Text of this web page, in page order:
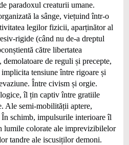
paradoxul creaturii umane.
la sânge, viețuind într-o
legilor fizicii, aparținător al
rigide (când nu de-a dreptul
către libertatea
de reguli și precepte,
tensiune între rigoare și
Între civism și orgie.
îl țin captiv între gratiile
Ale semi-mobilității aptere,
schimb, impulsurile interioare îl
lumile colorate ale imprevizibilelor
tandre ale iscusiților demoni.